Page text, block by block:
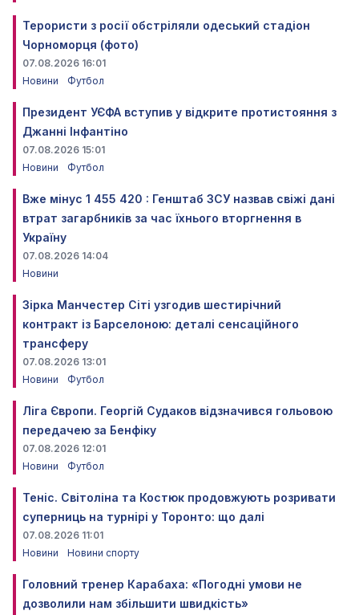
Терористи з росії обстріляли одеський стадіон
Чорноморця (фото)
07.08.2026 16:01
Новини
Футбол
Президент УЄФА вступив у відкрите протистояння з
Джанні Інфантіно
07.08.2026 15:01
Новини
Футбол
Вже мінус 1 455 420 : Генштаб ЗСУ назвав свіжі дані
втрат загарбників за час їхнього вторгнення в
Україну
07.08.2026 14:04
Новини
Зірка Манчестер Сіті узгодив шестирічний
контракт із Барселоною: деталі сенсаційного
трансферу
07.08.2026 13:01
Новини
Футбол
Ліга Європи. Георгій Судаков відзначився гольовою
передачею за Бенфіку
07.08.2026 12:01
Новини
Футбол
Теніс. Світоліна та Костюк продовжують розривати
суперниць на турнірі у Торонто: що далі
07.08.2026 11:01
Новини
Новини спорту
Головний тренер Карабаха: «Погодні умови не
дозволили нам збільшити швидкість»